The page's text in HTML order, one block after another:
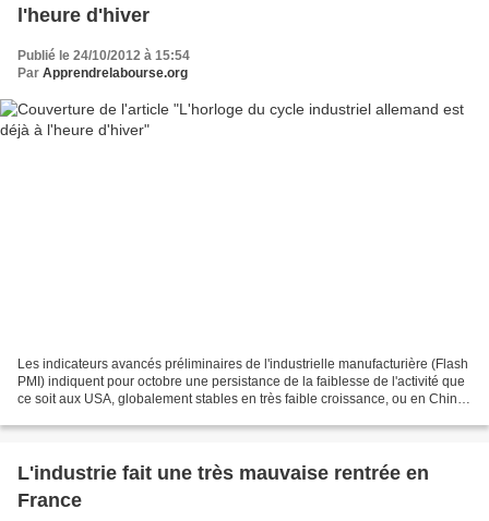
l'heure d'hiver
Publié le 24/10/2012 à 15:54
Par Apprendrelabourse.org
Les indicateurs avancés préliminaires de l'industrielle manufacturière (Flash
PMI) indiquent pour octobre une persistance de la faiblesse de l'activité que
ce soit aux USA, globalement stables en très faible croissance, ou en Chine,
L'industrie fait une très mauvaise rentrée en
France